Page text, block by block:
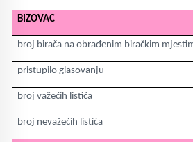
BIZOVAC
broj birača na obrađenim biračkim
pristupilo glasovanju
broj važećih listića
broj nevažećih listića